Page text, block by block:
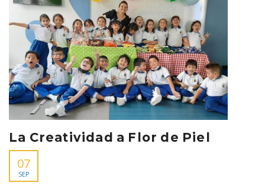
La Creatividad a Flor de Piel
07
SEP